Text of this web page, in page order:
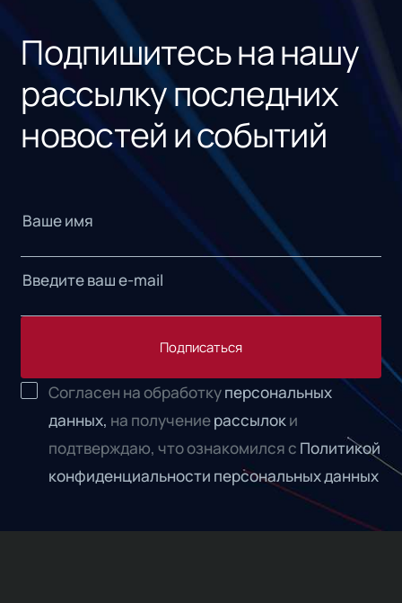
Подпишитесь на нашу
рассылку последних
новостей и событий
Подписаться
Согласен на обработкуперсональных
данных, на получениерассылоки
подтверждаю, что ознакомился с Политикой
конфиденциальности персональных данных